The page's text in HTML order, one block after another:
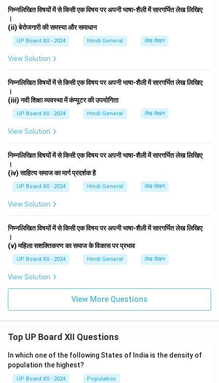
निम्नलिखित विषयों में से किसी एक विषय पर अपनी भाषा-शैली में सारगर्भित लेख लिखिए
।
(ii) बेरोजगारी की समस्या और समाधान
UP Board XII - 2024 Hindi General लेख लेखन
View Solution
निम्नलिखित विषयों में से किसी एक विषय पर अपनी भाषा-शैली में सारगर्भित लेख लिखिए
।
(iii) नवी शिक्षा व्यवस्था में कंप्यूटर की उपयोगिता
UP Board XII - 2024 Hindi General लेख लेखन
View Solution
निम्नलिखित विषयों में से किसी एक विषय पर अपनी भाषा-शैली में सारगर्भित लेख लिखिए
।
(iv) साहित्य समाज का मार्ग प्रदर्शक है
UP Board XII - 2024 Hindi General लेख लेखन
View Solution
निम्नलिखित विषयों में से किसी एक विषय पर अपनी भाषा-शैली में सारगर्भित लेख लिखिए
।
(v) महिला सशक्तिकरण का समाज के विकास पर प्रभाव
UP Board XII - 2024 Hindi General लेख लेखन
View Solution
View More Questions
Top UP Board XII Questions
In which one of the following States of India is the density of
population the highest?
UP Board XII - 2024 Population